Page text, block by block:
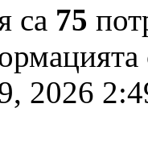
са 75
2026